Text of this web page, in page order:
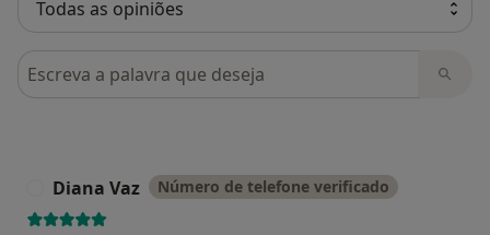
Pesquisar em opiniões
Diana Vaz Número de telefone verificado